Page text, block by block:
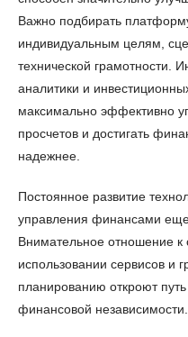
Важно подбирать
индивидуальным целям,
технической грамотности.
аналитики и
максимально эффективно
просчетов и достигать
надежнее.
Постоянное развитие
управления финансами
Внимательное отношение
использовании сервисов и
планированию откроют
финансовой независимости.